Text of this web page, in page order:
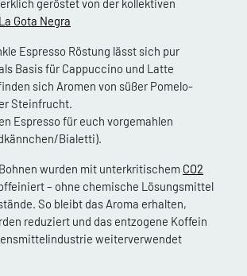
La Gota Negra
Espresso Röstung lässt sich pur
Basis für Cappuccino und Latte
sich Aromen von süßer Pomelo-
Steinfrucht.
Espresso für euch vorgemahlen
Bialetti).
wurden mit unterkritischem CO2
– ohne chemische Lösungsmittel
So bleibt das Aroma erhalten,
reduziert und das entzogene Koffein
weiterverwendet